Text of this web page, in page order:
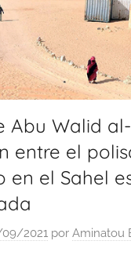
Abu Walid
entre el
en el Sahel
2021 por Aminatou